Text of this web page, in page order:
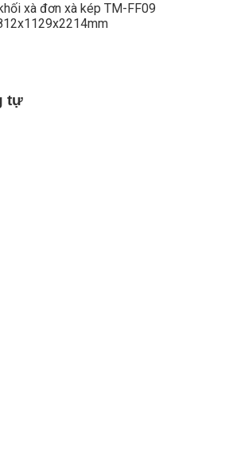
xà đơn xà kép TM-FF09
tự